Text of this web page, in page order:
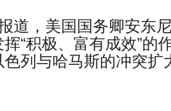
道，美国国务卿安东
“积极、富有成效”的
列与哈马斯的冲突扩